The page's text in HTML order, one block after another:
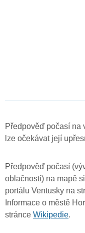
Předpověď počasí na
lze očekávat její
Předpověď počasí
oblačnosti) na mapě
portálu Ventusky na
Informace o městě
stránce Wikipedie.